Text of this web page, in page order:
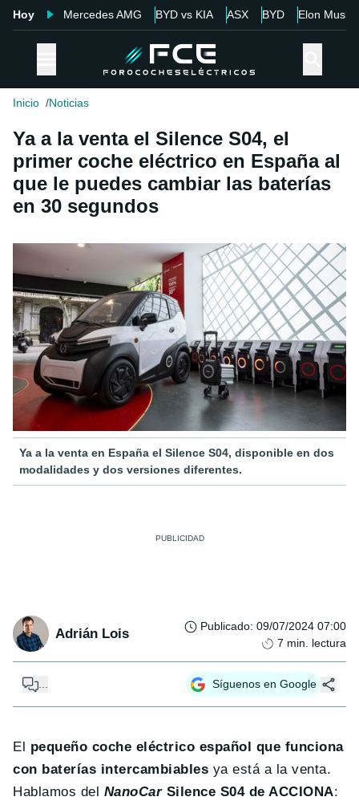
Hoy Mercedes AMG BYD vs KIA ASX BYD Elon Musk
Inicio Noticias
Ya a la venta el Silence S04, el
primer coche eléctrico en España al
que le puedes cambiar las baterías
en 30 segundos
Ya a la venta en España el Silence S04, disponible en dos
modalidades y dos versiones diferentes.
Adrián Lois Publicado: 09/07/2024 07:00
7 min. lectura
... Síguenos en Google
El pequeño coche eléctrico español que funciona
con baterías intercambiables ya está a la venta.
Hablamos del NanoCarSilence S04 de ACCIONA: